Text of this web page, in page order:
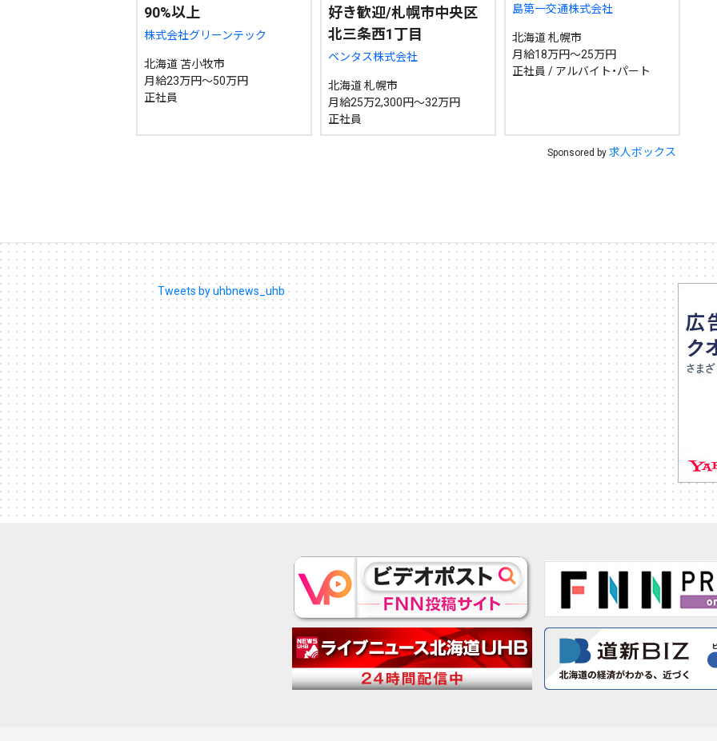
90%以上
株式会社グリーンテック
北海道 苫小牧市
月給23万円～50万円
正社員
好き歓迎/札幌市中央区
北三条西1丁目
ベンタス株式会社
北海道 札幌市
月給25万2,300円～32万円
正社員
島第一交通株式会社
北海道 札幌市
月給18万円～25万円
正社員 / アルバイト・パート
Sponsored by 求人ボックス
Tweets by uhbnews_uhb
~